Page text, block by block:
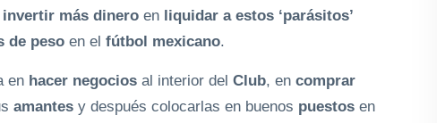
invertir más dinero en liquidar a estos ‘parásitos’
de peso en el fútbol mexicano.
en hacer negocios al interior del Club, en comprar
amantes y después colocarlas en buenos puestos en